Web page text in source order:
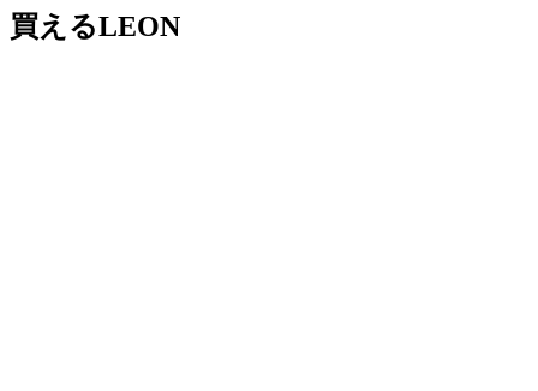
買えるLEON